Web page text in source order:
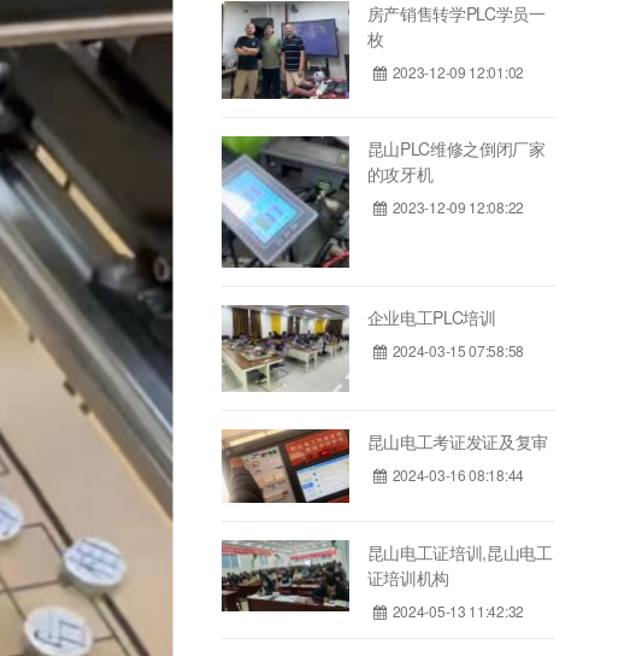
房产销售转学PLC学员一
枚
2023-12-09 12:01:02
昆山PLC维修之倒闭厂家
的攻牙机
2023-12-09 12:08:22
企业电工PLC培训
2024-03-15 07:58:58
昆山电工考证发证及复审
2024-03-16 08:18:44
昆山电工证培训,昆山电工
证培训机构
2024-05-13 11:42:32